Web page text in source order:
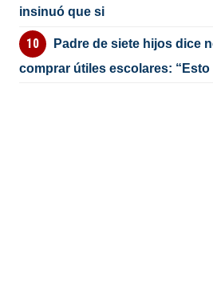
insinuó que si
Padre de siete hijos dice
comprar útiles escolares: “Esto